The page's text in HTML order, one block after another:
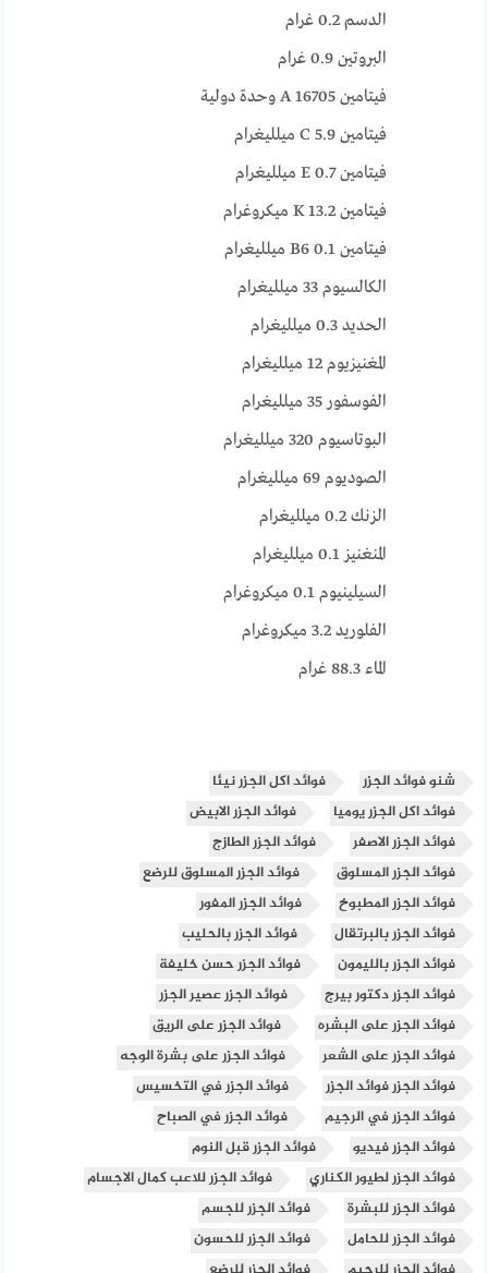
الدسم 0.2 غرام
البروتين 0.9 غرام
فيتامين A 16705 وحدة دولية
فيتامين C 5.9 ميلليغرام
فيتامين E 0.7 ميلليغرام
فيتامين K 13.2 ميكروغرام
فيتامين B6 0.1 ميلليغرام
الكالسيوم 33 ميلليغرام
الحديد 0.3 ميلليغرام
المغنيزيوم 12 ميلليغرام
الفوسفور 35 ميلليغرام
البوتاسيوم 320 ميلليغرام
الصوديوم 69 ميلليغرام
الزنك 0.2 ميلليغرام
المنغنيز 0.1 ميلليغرام
السيلينيوم 0.1 ميكروغرام
الفلوريد 3.2 ميكروغرام
الماء 88.3 غرام
شنو فوائد الجزر
فوائد اكل الجزر نيئا
فوائد اكل الجزر يوميا
فوائد الجزر الابيض
فوائد الجزر الاصفر
فوائد الجزر الطازج
فوائد الجزر المسلوق
فوائد الجزر المسلوق للرضع
فوائد الجزر المطبوخ
فوائد الجزر المفور
فوائد الجزر بالبرتقال
فوائد الجزر بالحليب
فوائد الجزر بالليمون
فوائد الجزر حسن خليفة
فوائد الجزر دكتور بيرج
فوائد الجزر عصير الجزر
فوائد الجزر على البشره
فوائد الجزر على الريق
فوائد الجزر على الشعر
فوائد الجزر على بشرة الوجه
فوائد الجزر فوائد الجزر
فوائد الجزر في التخسيس
فوائد الجزر في الرجيم
فوائد الجزر في الصباح
فوائد الجزر فيديو
فوائد الجزر قبل النوم
فوائد الجزر لطيور الكناري
فوائد الجزر للاعب كمال الاجسام
فوائد الجزر للبشرة
فوائد الجزر للجسم
فوائد الجزر للحامل
فوائد الجزر للحسون